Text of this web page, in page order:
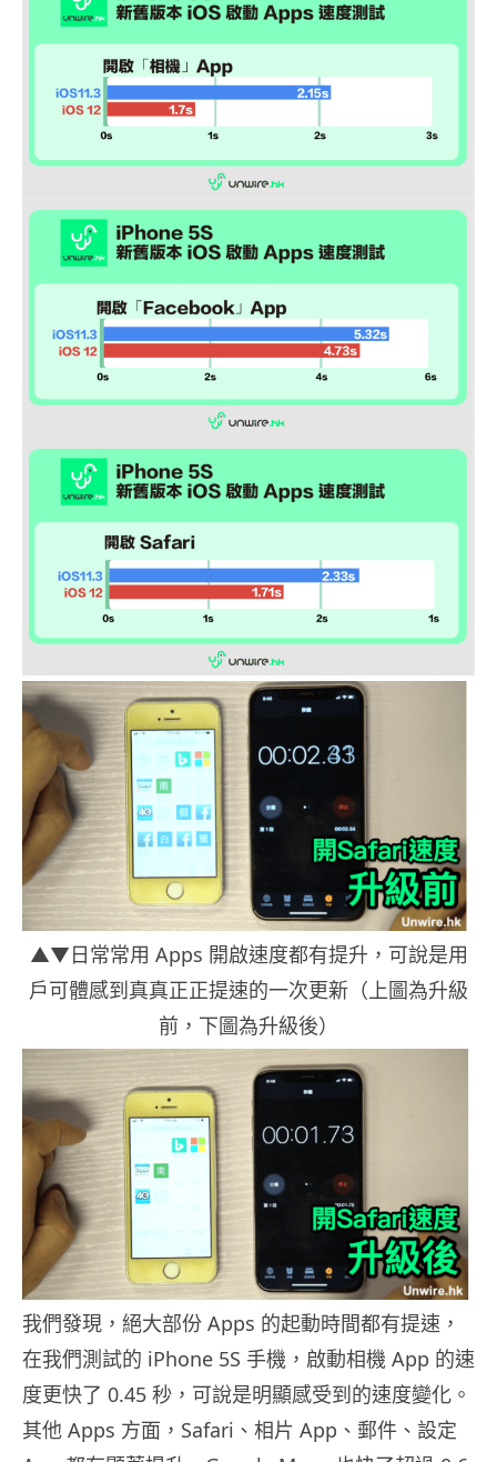
▲▼日常常用 Apps 開啟速度都有提升，可說是用
戶可體感到真真正正提速的一次更新（上圖為升級
前，下圖為升級後）
我們發現，絕大部份 Apps 的起動時間都有提速，
在我們測試的 iPhone 5S 手機，啟動相機 App 的速
度更快了 0.45 秒，可說是明顯感受到的速度變化。
其他 Apps 方面，Safari、相片 App、郵件、設定